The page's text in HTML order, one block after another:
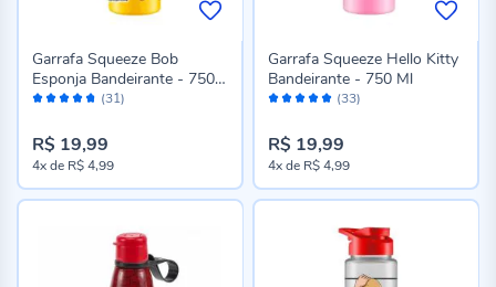
Avaliação: (31)
Garrafa Squeeze Bob
Esponja Bandeirante - 750
Ml
R$ 19,99
4xde R$ 4,99
Avaliação: (33)
Garrafa Squeeze Hello Kitty
Bandeirante - 750 Ml
R$ 19,99
4xde R$ 4,99